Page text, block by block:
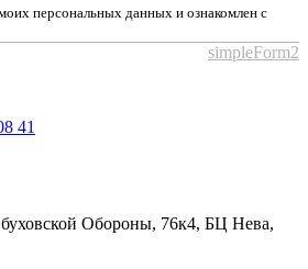
персональных данных и ознакомлен с
simpleForm2
41
Обороны, 76к4, БЦ Нева,